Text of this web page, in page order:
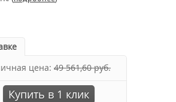
цена: 49 561,60 руб.
Купить в 1 клик